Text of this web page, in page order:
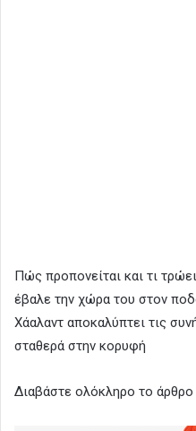
Πώς προπονείται και τι
έβαλε την χώρα του στον
Χάαλαντ αποκαλύπτει τις
σταθερά στην κορυφή
Διαβάστε ολόκληρο το άρθρο